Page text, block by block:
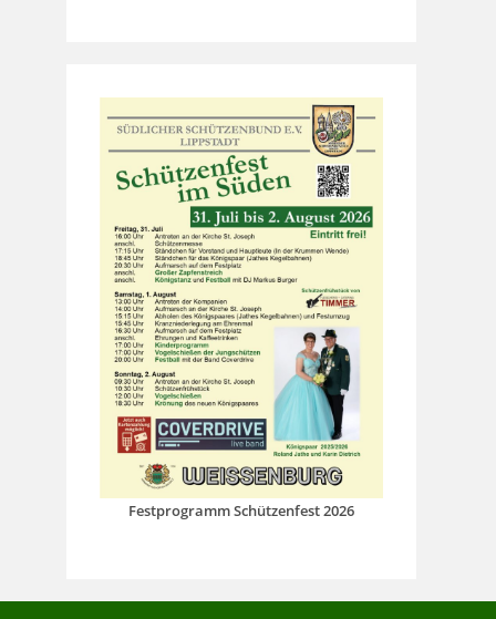
Festprogramm Schützenfest 2026